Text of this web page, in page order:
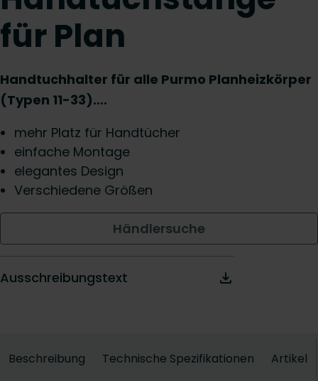
für Plan
Handtuchhalter für alle Purmo Planheizkörper
(Typen 11-33)....
mehr Platz für Handtücher
einfache Montage
elegantes Design
Verschiedene Größen
Händlersuche
Ausschreibungstext
Beschreibung Technische Spezifikationen Artikel